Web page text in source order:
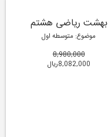
بهشت ریاضی هشتم
موضوع: متوسطه اول
8,980,000
8,082,000ریال